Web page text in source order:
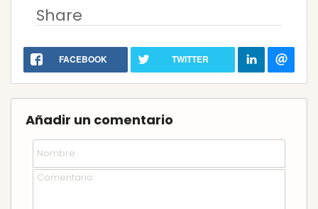
Share
FACEBOOK TWITTER
Añadir un comentario